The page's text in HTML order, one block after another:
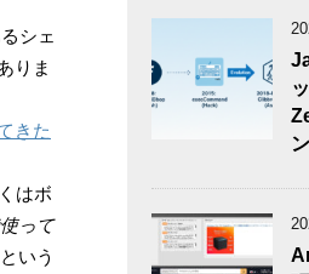
シェ
りま
きた
はボ
って
という